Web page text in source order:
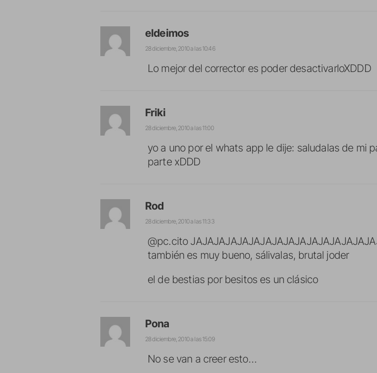
eldeimos
28 diciembre, 2010 a las 10:46
Lo mejor del corrector es poder desactivarloXDDD
Friki
28 diciembre, 2010 a las 11:00
yo a uno por el whats app le dije: saludalas de mi
parte xDDD
Rod
28 diciembre, 2010 a las 11:33
@pc.cito
también es muy bueno, sálivalas, brutal joder
el de bestias por besitos es un clásico
Pona
28 diciembre, 2010 a las 15:09
No se van a creer esto…